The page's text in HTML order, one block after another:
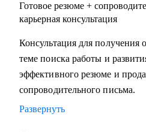
Готовое резюме +
карьерная консультация
Консультация для получения
теме поиска работы и
эффективного резюме и
сопроводительного письма.
Развернуть